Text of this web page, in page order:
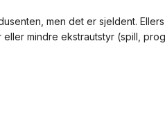
men det er sjeldent.
mindre ekstrautstyr (spill,